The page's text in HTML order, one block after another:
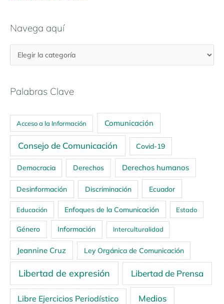
Navega aquí
Palabras Clave
Acceso a la Información Comunicación
Consejo de Comunicación Covid-19
Democracia Derechos Derechos humanos
Desinformación Discriminación Ecuador
Educación Enfoques de la Comunicación Estado
Género Información Interculturalidad
Jeannine Cruz Ley Orgánica de Comunicación
Libertad de expresión Libertad de Prensa
Libre Ejercicios Periodístico Medios